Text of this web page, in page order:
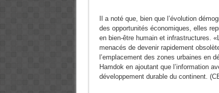
Il a noté que, bien que l’évolution
des opportunités économiques, elles
en bien-être humain et infrastructures.
menacés de devenir rapidement
l’emplacement des zones urbaines en
Hamdok en ajoutant que l’information
développement durable du continent.